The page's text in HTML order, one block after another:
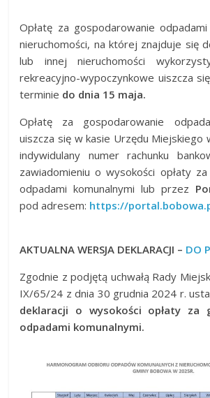
Opłatę za gospodarowanie
nieruchomości, na której znajduje się
lub innej nieruchomości
rekreacyjno-wypoczynkowe uiszcza się
terminie do dnia 15 maja.
Opłatę za gospodarowanie
uiszcza się w kasie Urzędu Miejskiego
indywidulany numer rachunku
zawiadomieniu o wysokości opłaty
odpadami komunalnymi lub przez
pod adresem: https://
AKTUALNA WERSJA DEKLARACJI – DO
Zgodnie z podjętą uchwałą Rady
IX/65/24 z dnia 30 grudnia 2024 r.
deklaracji o wysokości opłaty za
odpadami komunalnymi.